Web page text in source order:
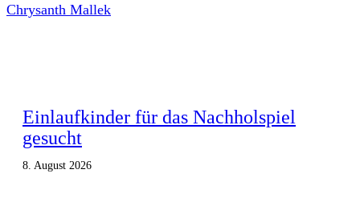
Chrysanth Mallek
Einlaufkinder für das Nachholspiel
gesucht
8. August 2026